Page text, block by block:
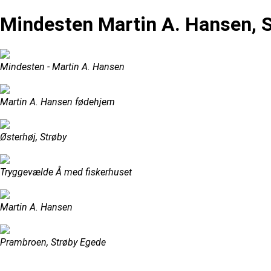
Mindesten Martin A. Hansen,
Mindesten - Martin A. Hansen
Martin A. Hansen fødehjem
Østerhøj, Strøby
Tryggevælde Å med fiskerhuset
Martin A. Hansen
Prambroen, Strøby Egede